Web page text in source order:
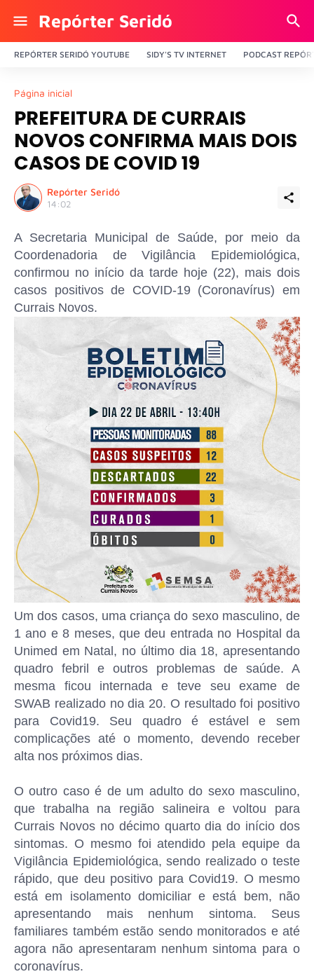
Repórter Seridó
REPÓRTER SERIDÓ YOUTUBE SIDY'S TV INTERNET PODCAST
Página inicial
PREFEITURA DE CURRAIS
NOVOS CONFIRMA MAIS DOIS
CASOS DE COVID 19
Repórter Seridó
14:02
A Secretaria Municipal de Saúde, por meio da
Coordenadoria de Vigilância Epidemiológica,
confirmou no início da tarde hoje (22), mais dois
casos positivos de COVID-19 (Coronavírus) em
Currais Novos.
Um dos casos, uma criança do sexo masculino, de
1 ano e 8 meses, que deu entrada no Hospital da
Unimed em Natal, no último dia 18, apresentando
quadro febril e outros problemas de saúde. A
mesma ficou internada e teve seu exame de
SWAB realizado no dia 20. O resultado foi positivo
para Covid19. Seu quadro é estável e sem
complicações até o momento, devendo receber
alta nos próximos dias.
O outro caso é de um adulto do sexo masculino,
que trabalha na região salineira e voltou para
Currais Novos no décimo quarto dia do início dos
sintomas. O mesmo foi atendido pela equipe da
Vigilância Epidemiológica, sendo realizado o teste
rápido, que deu positivo para Covid19. O mesmo
está em isolamento domiciliar e está bem, não
apresentando mais nenhum sintoma. Seus
familiares também estão sendo monitorados e até
agora não apresentaram nenhum sintoma para o
coronavírus.